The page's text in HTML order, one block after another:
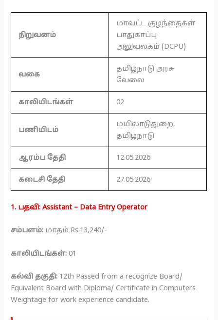
நிறுவனம்
மாவட்ட குழந்தைகள்
பாதுகாப்பு
அலுவலகம் (DCPU)
வகை
தமிழ்நாடு அரசு
வேலை
காலியிடங்கள் 02
பணியிடம்
மயிலாடுதுறை,
தமிழ்நாடு
ஆரம்ப தேதி 12.05.2026
கடைசி தேதி 27.05.2026
1. பதவி: Assistant – Data Entry Operator
சம்பளம்: மாதம் Rs.13,240/-
காலியிடங்கள்: 01
கல்வி தகுதி: 12th Passed from a recognize Board/
Equivalent Board with Diploma/ Certificate in Computers
Weightage for work experience candidate.